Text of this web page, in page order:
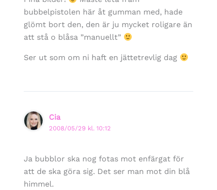
bubbelpistolen här åt gumman med, hade
glömt bort den, den är ju mycket roligare än
att stå o blåsa ”manuellt”
Ser ut som om ni haft en jättetrevlig dag
Cia
2008/05/29 kl. 10:12
Ja bubblor ska nog fotas mot enfärgat för
att de ska göra sig. Det ser man mot din blå
himmel.